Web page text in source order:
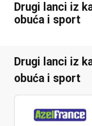
Drugi lanci iz
obuća i sport
Drugi lanci iz
obuća i sport